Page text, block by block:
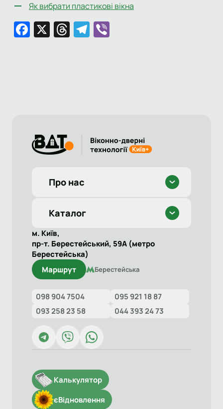
Як вибрати пластикові вікна
Facebook
X Threads
Telegram
Про нас
Каталог
м. Київ,
пр-т. Берестейський, 59А (метро
Берестейська)
Маршрут
Берестейська
098 904 7504
095 921 18 87
093 258 23 58
044 393 24 73
Калькулятор
єВідновлення